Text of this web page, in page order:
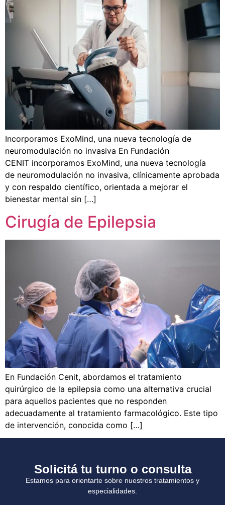
Incorporamos ExoMind, una nueva tecnología de
neuromodulación no invasiva En Fundación
CENIT incorporamos ExoMind, una nueva tecnología
de neuromodulación no invasiva, clínicamente aprobada
y con respaldo científico, orientada a mejorar el
bienestar mental sin […]
Cirugía de Epilepsia
En Fundación Cenit, abordamos el tratamiento
quirúrgico de la epilepsia como una alternativa crucial
para aquellos pacientes que no responden
adecuadamente al tratamiento farmacológico. Este tipo
de intervención, conocida como […]
Solicitá tu turno o consulta
Estamos para orientarte sobre nuestros tratamientos y
especialidades.